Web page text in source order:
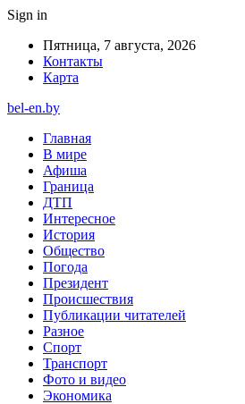
Sign in
Пятница, 7 августа, 2026
Контакты
Карта
bel-en.by
Главная
В мире
Афиша
Граница
ДТП
Интересное
История
Общество
Погода
Президент
Происшествия
Публикации читателей
Разное
Спорт
Транспорт
Фото и видео
Экономика